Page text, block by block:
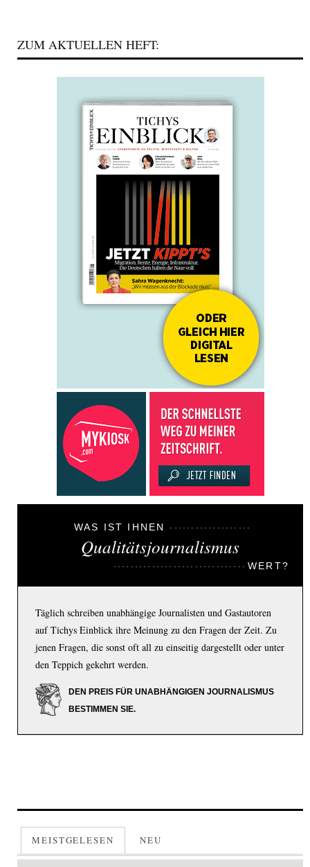
ZUM AKTUELLEN HEFT:
WAS IST IHNEN
Qualitätsjournalismus
WERT?
Täglich schreiben unabhängige Journalisten und Gastautoren
auf Tichys Einblick ihre Meinung zu den Fragen der Zeit. Zu
jenen Fragen, die sonst oft all zu einseitig dargestellt oder unter
den Teppich gekehrt werden.
DEN PREIS FÜR UNABHÄNGIGEN JOURNALISMUS
BESTIMMEN SIE.
MEISTGELESEN NEU